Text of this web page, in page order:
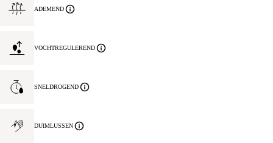
ADEMEND
VOCHTREGULEREND
SNELDROGEND
DUIMLUSSEN